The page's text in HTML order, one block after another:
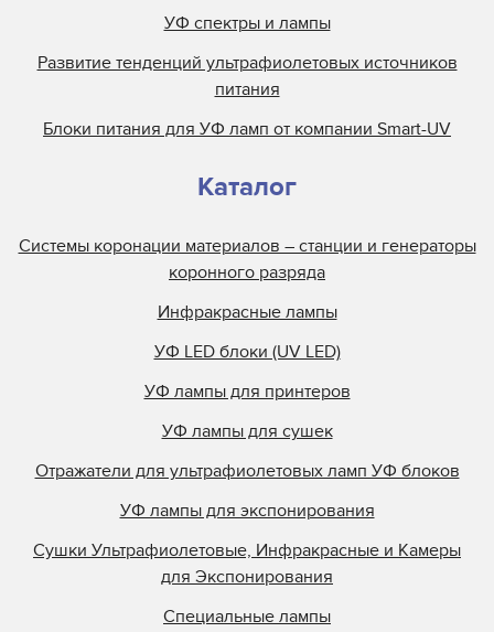
УФ спектры и лампы
Развитие тенденций ультрафиолетовых источников
питания
Блоки питания для УФ ламп от компании Smart-UV
Каталог
Системы коронации материалов – станции и генераторы
коронного разряда
Инфракрасные лампы
УФ LED блоки (UV LED)
УФ лампы для принтеров
УФ лампы для сушек
Отражатели для ультрафиолетовых ламп УФ блоков
УФ лампы для экспонирования
Сушки Ультрафиолетовые, Инфракрасные и Камеры
для Экспонирования
Специальные лампы